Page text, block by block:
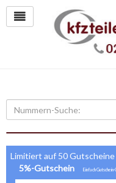
Limitiert auf 50
5%-Gutschein